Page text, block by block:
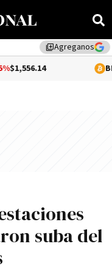
library_addAgreganos
suba del